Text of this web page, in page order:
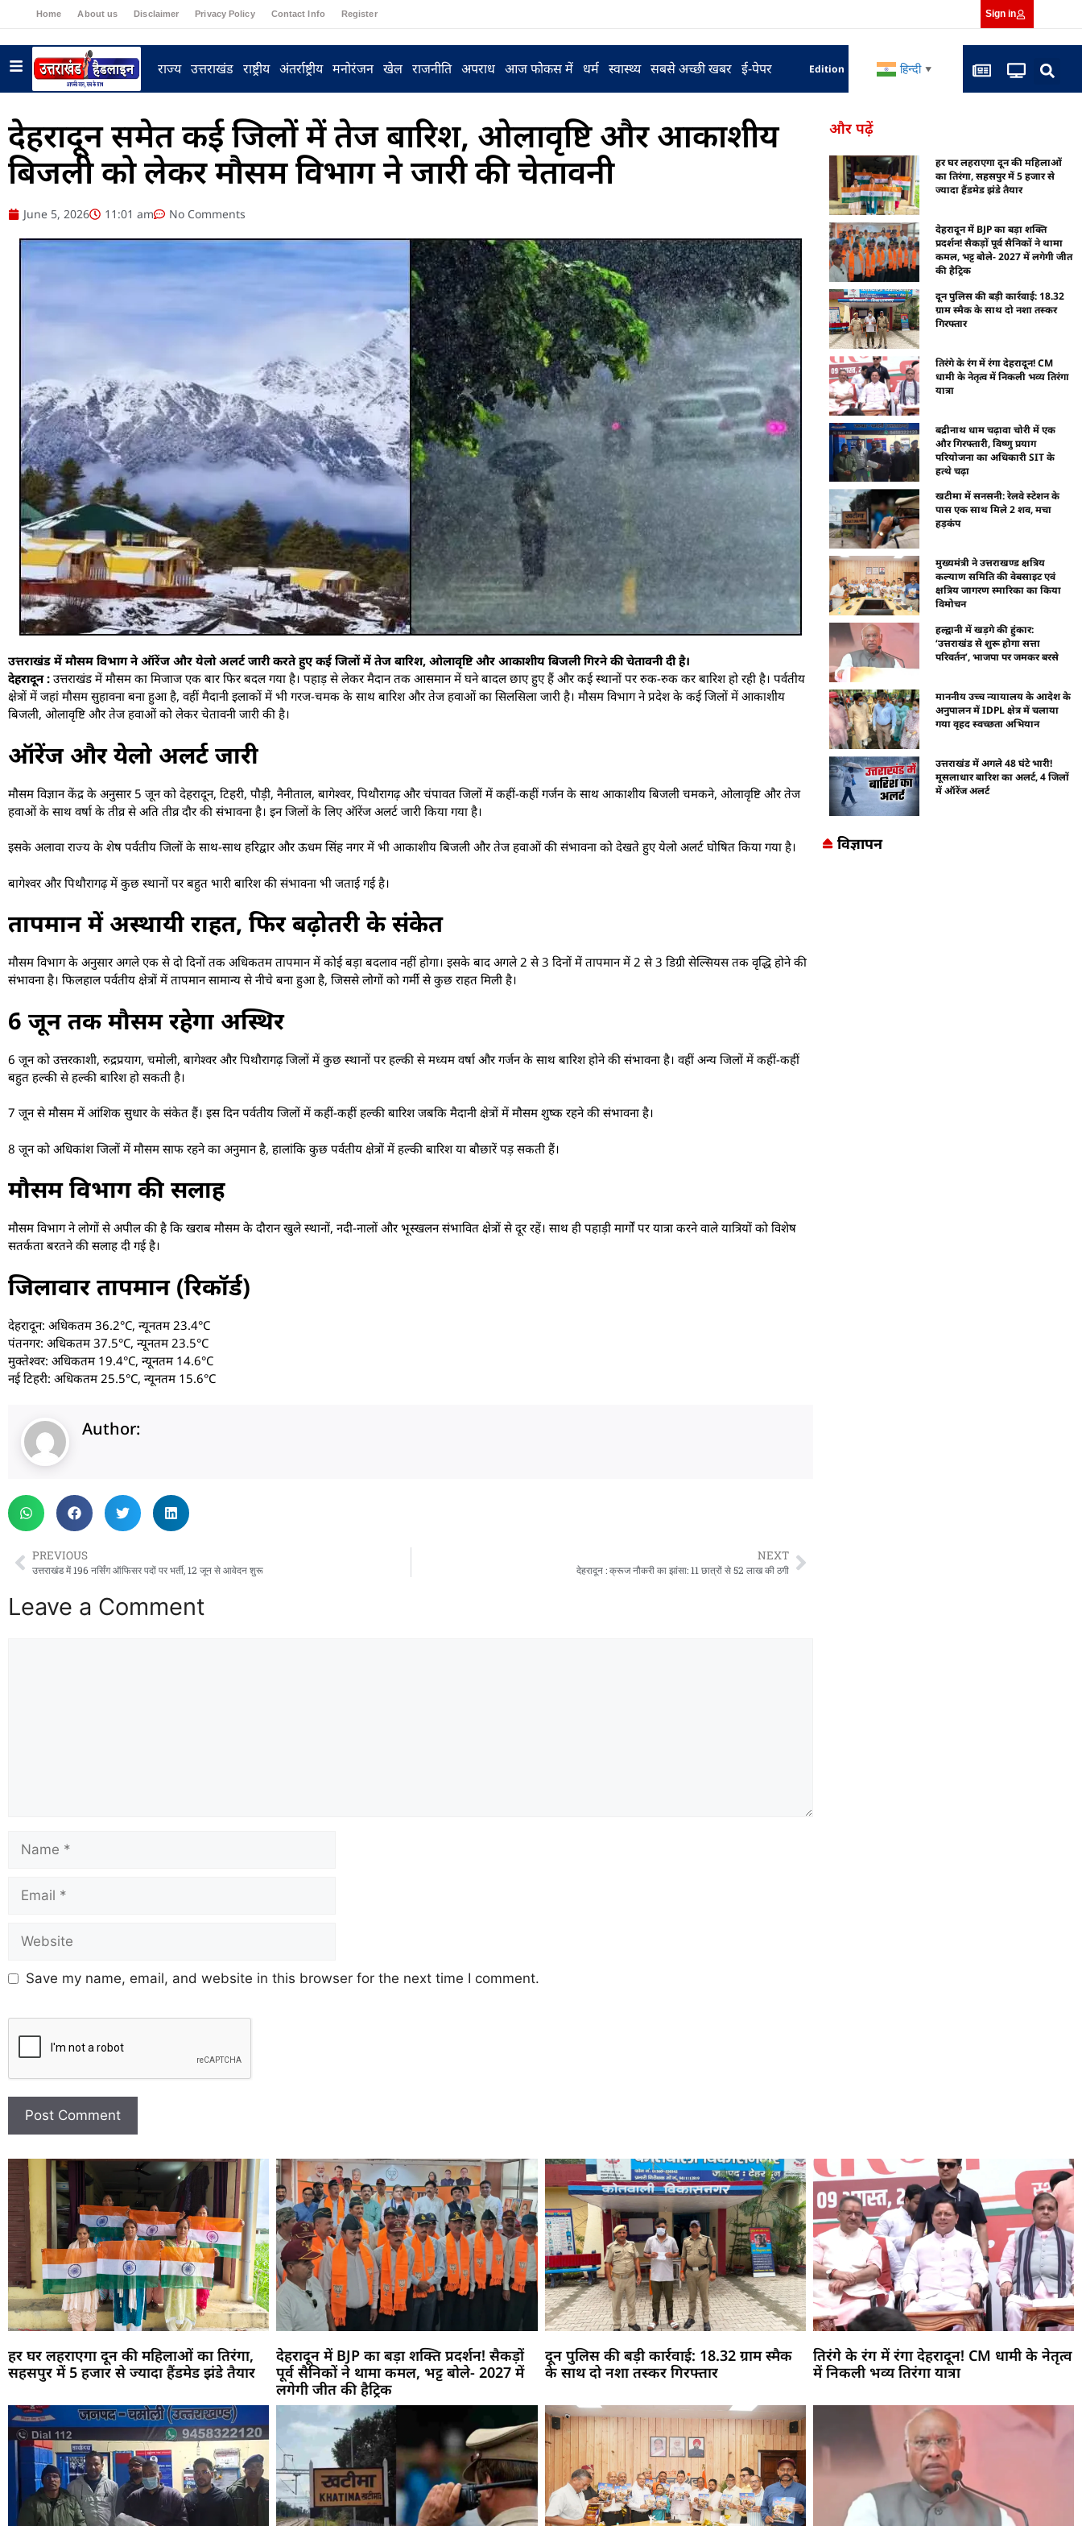
Home About us Disclaimer Privacy Policy Contact Info Register Sign in
राज्य उत्तराखंड राष्ट्रीय अंतर्राष्ट्रीय मनोरंजन खेल राजनीति अपराध आज फोकस में धर्म स्वास्थ्य सबसे अच्छी खबर ई-पेपर Edition हिन्दी ▼
देहरादून समेत कई जिलों में तेज बारिश, ओलावृष्टि और आकाशीय
बिजली को लेकर मौसम विभाग ने जारी की चेतावनी
June 5, 2026 11:01 am No Comments
उत्तराखंड में मौसम विभाग ने ऑरेंज और येलो अलर्ट जारी करते हुए कई जिलों में तेज बारिश, ओलावृष्टि और आकाशीय बिजली गिरने की चेतावनी दी है।
देहरादून : उत्तराखंड में मौसम का मिजाज एक बार फिर बदल गया है। पहाड़ से लेकर मैदान तक आसमान में घने बादल छाए हुए हैं और कई स्थानों पर रुक-रुक कर बारिश हो रही है। पर्वतीय
क्षेत्रों में जहां मौसम सुहावना बना हुआ है, वहीं मैदानी इलाकों में भी गरज-चमक के साथ बारिश और तेज हवाओं का सिलसिला जारी है। मौसम विभाग ने प्रदेश के कई जिलों में आकाशीय
बिजली, ओलावृष्टि और तेज हवाओं को लेकर चेतावनी जारी की है।
ऑरेंज और येलो अलर्ट जारी
मौसम विज्ञान केंद्र के अनुसार 5 जून को देहरादून, टिहरी, पौड़ी, नैनीताल, बागेश्वर, पिथौरागढ़ और चंपावत जिलों में कहीं-कहीं गर्जन के साथ आकाशीय बिजली चमकने, ओलावृष्टि और तेज
हवाओं के साथ वर्षा के तीव्र से अति तीव्र दौर की संभावना है। इन जिलों के लिए ऑरेंज अलर्ट जारी किया गया है।
इसके अलावा राज्य के शेष पर्वतीय जिलों के साथ-साथ हरिद्वार और ऊधम सिंह नगर में भी आकाशीय बिजली और तेज हवाओं की संभावना को देखते हुए येलो अलर्ट घोषित किया गया है।
बागेश्वर और पिथौरागढ़ में कुछ स्थानों पर बहुत भारी बारिश की संभावना भी जताई गई है।
तापमान में अस्थायी राहत, फिर बढ़ोतरी के संकेत
मौसम विभाग के अनुसार अगले एक से दो दिनों तक अधिकतम तापमान में कोई बड़ा बदलाव नहीं होगा। इसके बाद अगले 2 से 3 दिनों में तापमान में 2 से 3 डिग्री सेल्सियस तक वृद्धि होने की
संभावना है। फिलहाल पर्वतीय क्षेत्रों में तापमान सामान्य से नीचे बना हुआ है, जिससे लोगों को गर्मी से कुछ राहत मिली है।
6 जून तक मौसम रहेगा अस्थिर
6 जून को उत्तरकाशी, रुद्रप्रयाग, चमोली, बागेश्वर और पिथौरागढ़ जिलों में कुछ स्थानों पर हल्की से मध्यम वर्षा और गर्जन के साथ बारिश होने की संभावना है। वहीं अन्य जिलों में कहीं-कहीं
बहुत हल्की से हल्की बारिश हो सकती है।
7 जून से मौसम में आंशिक सुधार के संकेत हैं। इस दिन पर्वतीय जिलों में कहीं-कहीं हल्की बारिश जबकि मैदानी क्षेत्रों में मौसम शुष्क रहने की संभावना है।
8 जून को अधिकांश जिलों में मौसम साफ रहने का अनुमान है, हालांकि कुछ पर्वतीय क्षेत्रों में हल्की बारिश या बौछारें पड़ सकती हैं।
मौसम विभाग की सलाह
मौसम विभाग ने लोगों से अपील की है कि खराब मौसम के दौरान खुले स्थानों, नदी-नालों और भूस्खलन संभावित क्षेत्रों से दूर रहें। साथ ही पहाड़ी मार्गों पर यात्रा करने वाले यात्रियों को विशेष
सतर्कता बरतने की सलाह दी गई है।
जिलावार तापमान (रिकॉर्ड)
देहरादून: अधिकतम 36.2°C, न्यूनतम 23.4°C
पंतनगर: अधिकतम 37.5°C, न्यूनतम 23.5°C
मुक्तेश्वर: अधिकतम 19.4°C, न्यूनतम 14.6°C
नई टिहरी: अधिकतम 25.5°C, न्यूनतम 15.6°C
Author:
PREVIOUS
उत्तराखंड में 196 नर्सिंग ऑफिसर पदों पर भर्ती, 12 जून से आवेदन शुरू
NEXT
देहरादून : क्रूज नौकरी का झांसा: 11 छात्रों से 52 लाख की ठगी
Leave a Comment
Save my name, email, and website in this browser for the next time I comment.
और पढ़ें
हर घर लहराएगा दून की महिलाओं
का तिरंगा, सहसपुर में 5 हजार से
ज्यादा हैंडमेड झंडे तैयार
देहरादून में BJP का बड़ा शक्ति
प्रदर्शन! सैकड़ों पूर्व सैनिकों ने थामा
कमल, भट्ट बोले- 2027 में लगेगी जीत
की हैट्रिक
दून पुलिस की बड़ी कार्रवाई: 18.32
ग्राम स्मैक के साथ दो नशा तस्कर
गिरफ्तार
तिरंगे के रंग में रंगा देहरादून! CM
धामी के नेतृत्व में निकली भव्य तिरंगा
यात्रा
बद्रीनाथ धाम चढ़ावा चोरी में एक
और गिरफ्तारी, विष्णु प्रयाग
परियोजना का अधिकारी SIT के
हत्थे चढ़ा
खटीमा में सनसनी: रेलवे स्टेशन के
पास एक साथ मिले 2 शव, मचा
हड़कंप
मुख्यमंत्री ने उत्तराखण्ड क्षत्रिय
कल्याण समिति की वेबसाइट एवं
क्षत्रिय जागरण स्मारिका का किया
विमोचन
हल्द्वानी में खड़गे की हुंकार:
‘उत्तराखंड से शुरू होगा सत्ता
परिवर्तन’, भाजपा पर जमकर बरसे
माननीय उच्च न्यायालय के आदेश के
अनुपालन में IDPL क्षेत्र में चलाया
गया वृहद स्वच्छता अभियान
उत्तराखंड में अगले 48 घंटे भारी!
मूसलाधार बारिश का अलर्ट, 4 जिलों
में ऑरेंज अलर्ट
विज्ञापन
हर घर लहराएगा दून की महिलाओं का तिरंगा,
सहसपुर में 5 हजार से ज्यादा हैंडमेड झंडे तैयार
देहरादून में BJP का बड़ा शक्ति प्रदर्शन! सैकड़ों
पूर्व सैनिकों ने थामा कमल, भट्ट बोले- 2027 में
लगेगी जीत की हैट्रिक
दून पुलिस की बड़ी कार्रवाई: 18.32 ग्राम स्मैक
के साथ दो नशा तस्कर गिरफ्तार
तिरंगे के रंग में रंगा देहरादून! CM धामी के नेतृत्व
में निकली भव्य तिरंगा यात्रा